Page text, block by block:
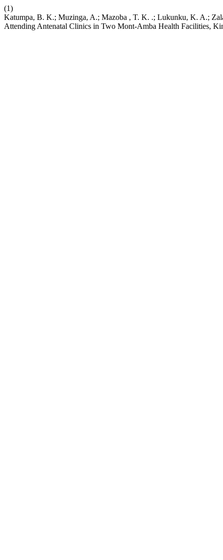
(1)
Katumpa, B. K.; Muzinga, A.; Mazoba , T. K. .; Lukunku, K. A.;
Attending Antenatal Clinics in Two Mont-Amba Health Facilities,